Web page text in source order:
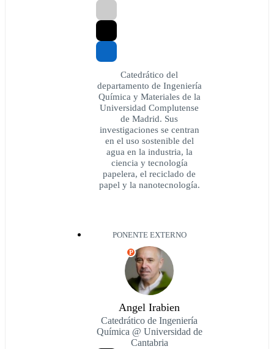
Catedrático del
departamento de Ingeniería
Química y Materiales de la
Universidad Complutense
de Madrid. Sus
investigaciones se centran
en el uso sostenible del
agua en la industria, la
ciencia y tecnología
papelera, el reciclado de
papel y la nanotecnología.
PONENTE EXTERNO
P
Angel Irabien
Catedrático de Ingeniería
Química @ Universidad de
Cantabria